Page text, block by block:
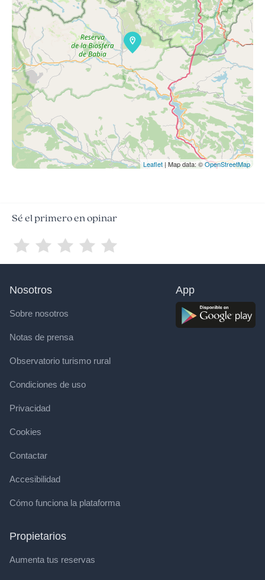
Leaflet | Map data: ©OpenStreetMap
Sé el primero en opinar
Nosotros
Sobre nosotros
Notas de prensa
Observatorio turismo rural
Condiciones de uso
Privacidad
Cookies
Contactar
Accesibilidad
Cómo funciona la plataforma
Propietarios
Aumenta tus reservas
App